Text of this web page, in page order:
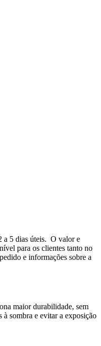
a 5 dias úteis. O valor e
para os clientes tanto no
e informações sobre a
maior durabilidade, sem
à sombra e evitar a exposição